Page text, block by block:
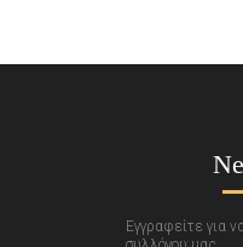
Εγγραφείτε για